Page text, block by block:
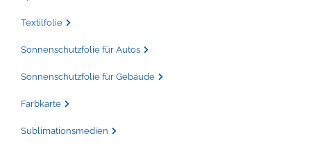
Textilfolie
Sonnenschutzfolie für Autos
Sonnenschutzfolie für Gebäude
Farbkarte
Sublimationsmedien